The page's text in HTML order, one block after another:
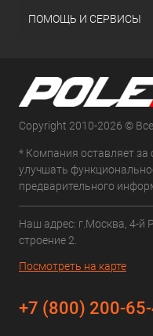
ПОМОЩЬ И СЕРВИСЫ
Copyright 2010-2026 ©
* Компания оставляет
улучшать
предварительного
Наш адрес: г.Москва, 4-й
строение 2.
Посмотреть на карте
+7 (800) 200-